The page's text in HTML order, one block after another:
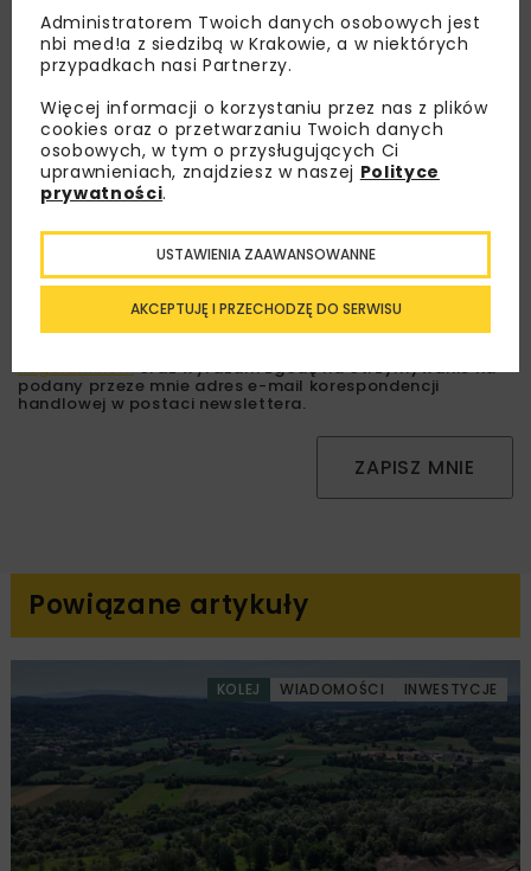
Lubisz wiedzieć więcej?
Zapisz się do newslettera aby otrzymywać od
nas najlepsze informacje branżowe,
zaproszenia na wydarzenia, atrakcyjne oferty i
dedykowane akcje specjalne.
Regulaminemoraz wyrażam zgodę na otrzymywanie na
podany przeze mnie adres e-mail korespondencji
handlowej w postaci newslettera.
ZAPISZ MNIE
Powiązane artykuły
KOLEJ WIADOMOŚCI INWESTYCJE
Administratorem Twoich danych osobowych jest
nbi med!a z siedzibą w Krakowie, a w niektórych
przypadkach nasi Partnerzy.
Więcej informacji o korzystaniu przez nas z plików
cookies oraz o przetwarzaniu Twoich danych
osobowych, w tym o przysługujących Ci
uprawnieniach, znajdziesz w naszej Polityce
prywatności.
AKCEPTUJĘ I PRZECHODZĘ DO SERWISU
USTAWIENIA ZAAWANSOWANNE